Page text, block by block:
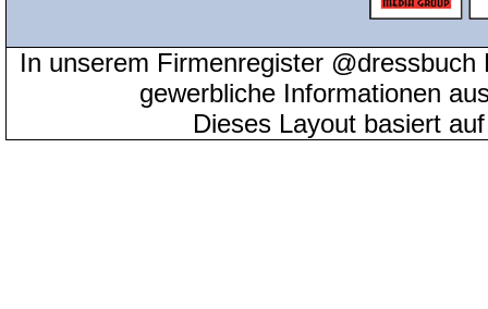
In unserem Firmenregister
gewerbliche Informationen
Dieses Layout basiert